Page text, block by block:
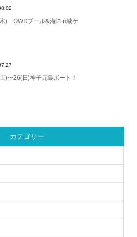
) OWDプール&海洋in城ケ
)〜26(日)神子元島ボート！
カテゴリー